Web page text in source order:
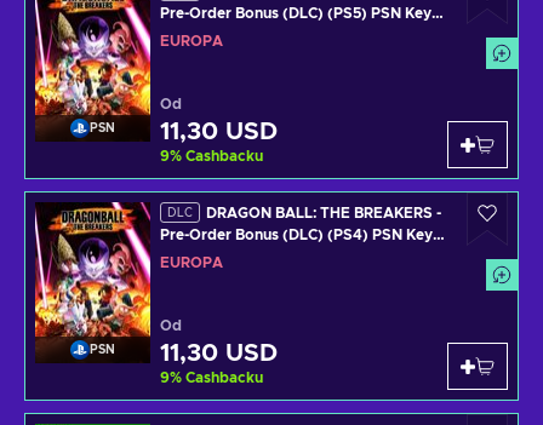
PSN
Pre-Order Bonus (DLC) (PS5) PSN Key
EUROPE
EUROPA
Od
11,30 USD
9% Cashbacku
PSN
DLC
DRAGON BALL: THE BREAKERS -
Pre-Order Bonus (DLC) (PS4) PSN Key
EUROPE
EUROPA
Od
11,30 USD
9% Cashbacku